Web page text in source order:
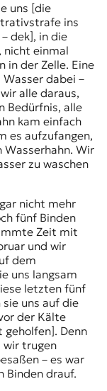
uns [die
ins
dek], in die
nicht einmal
in der Zelle. Eine
dabei –
alle daraus,
Bedürfnis, alle
kam einfach
es aufzufangen,
Wir
zu waschen
nicht mehr
fünf Binden
Zeit mit
und wir
dem
uns langsam
letzten fünf
uns auf die
der Kälte
geholfen]. Denn
wir trugen
– es war
Binden drauf.